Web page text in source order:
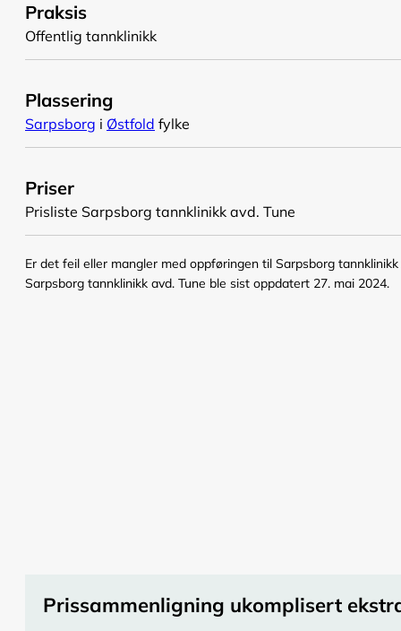
Praksis
Offentlig tannklinikk
Plassering
Sarpsborg i Østfold fylke
Priser
Prisliste Sarpsborg tannklinikk avd. Tune
Er det feil eller mangler med oppføringen til Sarpsborg
Sarpsborg tannklinikk avd. Tune ble sist oppdatert 27. mai 2024.
Prissammenligning ukomplisert